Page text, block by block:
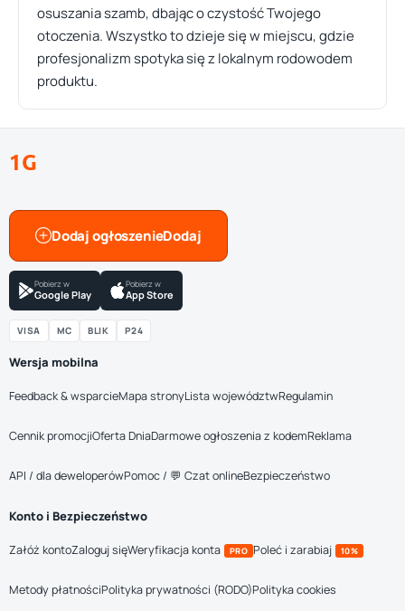
osuszania szamb, dbając o czystość Twojego
otoczenia. Wszystko to dzieje się w miejscu, gdzie
profesjonalizm spotyka się z lokalnym rodowodem
produktu.
1G
Dodaj ogłoszenie
Pobierz w
Google Play
Pobierz w
App Store
VISA MC BLIK P24
Wersja mobilna
Feedback & wsparcieMapa stronyLista województwRegulamin
Cennik promocjiOferta DniaDarmowe ogłoszenia z kodemReklama
API / dla deweloperówPomoc / 💬 Czat onlineBezpieczeństwo
Konto i Bezpieczeństwo
Załóż kontoZaloguj sięWeryfikacja konta PRO Poleć i zarabiaj 10%
Metody płatnościPolityka prywatności (RODO)Polityka cookies